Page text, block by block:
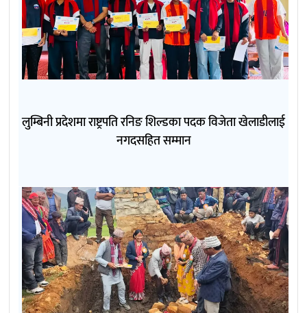
लुम्बिनी प्रदेशमा राष्ट्रपति रनिङ शिल्डका पदक विजेता खेलाडीलाई
नगदसहित सम्मान